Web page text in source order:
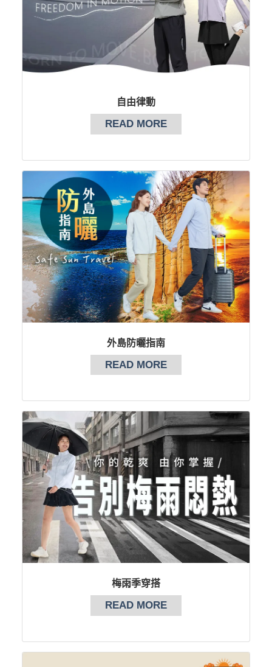
自由律動
READ MORE
外島防曬指南
READ MORE
梅雨季穿搭
READ MORE